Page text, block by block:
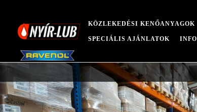
KÖZLEKEDÉSI KENŐANYAGOK
SPECIÁLIS AJÁNLATOK INFO